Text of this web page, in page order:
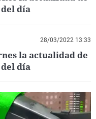
día
28/03/2022 13:33
la actualidad de
día